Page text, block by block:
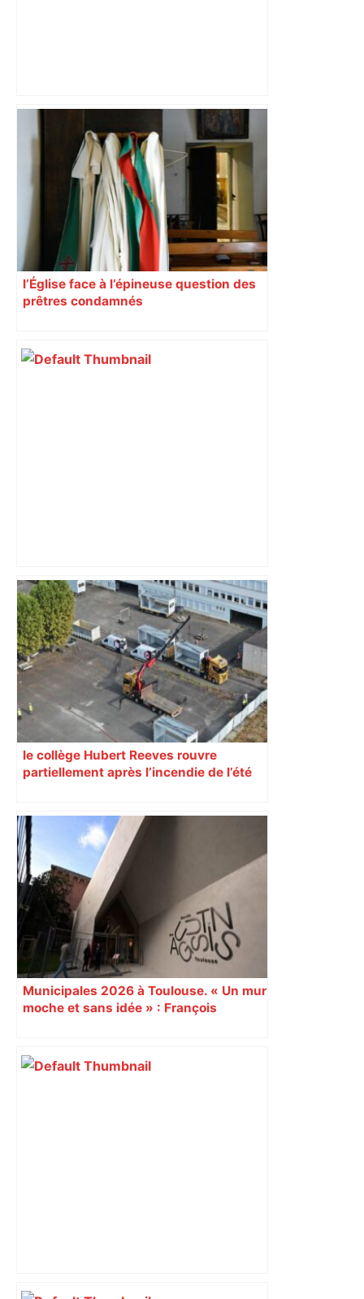
« Rien d'inquiétant » pour Guillaume
Restes, le gardien de Toulouse, après
sa sortie à Metz – L'Équipe
l’Église face à l’épineuse question des
prêtres condamnés
Bilan du marché du logement neuf :
une lueur d'espoir pour l'immobilier à
Toulouse ? – Actu.fr
le collège Hubert Reeves rouvre
partiellement après l’incendie de l’été
Municipales 2026 à Toulouse. « Un mur
moche et sans idée » : François
Augustins